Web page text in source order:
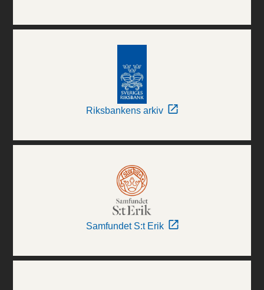
Riksbankens arkiv
Samfundet S:t Erik